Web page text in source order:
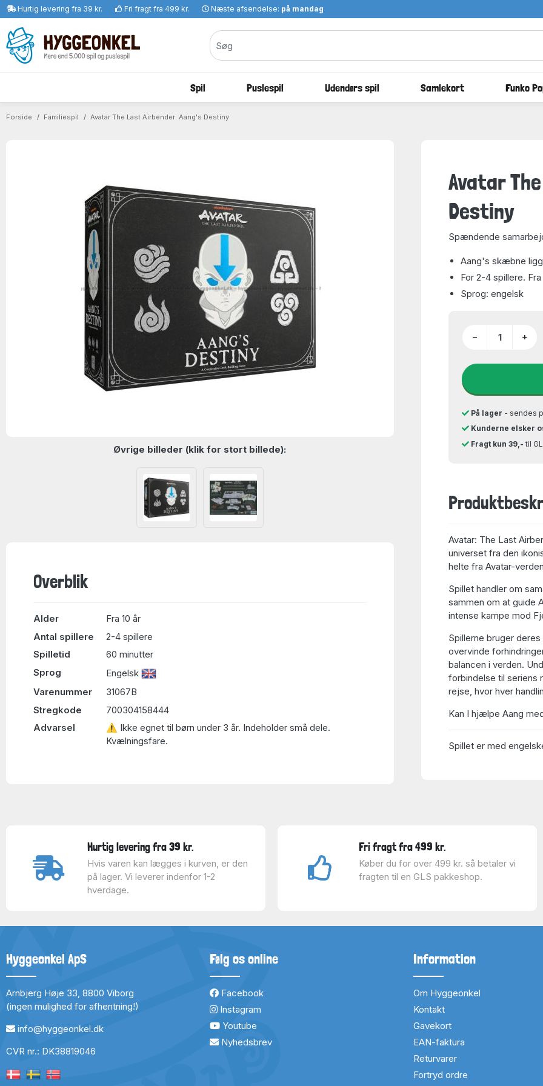
Hurtig levering fra 39 kr. Fri fragt fra 499 kr. Næste afsendelse: på mandag
Spil Puslespil Udendørs spil Samlekort Funko
Forside Familiespil Avatar The Last Airbender: Aang's Destiny
Øvrige billeder (klik for stort billede):
Overblik
Alder
Fra 10 år
Antal spillere
2-4 spillere
Spilletid
60 minutter
Sprog
Engelsk
Varenummer
31067B
Stregkode
700304158444
Advarsel
⚠ Ikke egnet til børn under 3 år. Indeholder små dele.
Kvælningsfare.
Avatar
Destiny
Spændende
Aang's skæbne
For 2-4 spillere. Fra
Sprog: engelsk
− +
På lager - sendes
Kunderne elsker
Fragt kun 39,- til
Avatar: The Last
universet fra den
helte fra Avatar-
Spillet handler om
sammen om at guide
intense kampe mod
Spillerne bruger
overvinde
balancen i verden.
forbindelse til seriens
rejse, hvor hver
Kan I hjælpe Aang
Spillet er med
Hurtig levering fra 39 kr.
Hvis varen kan lægges i kurven, er den
på lager. Vi leverer indenfor 1-2
hverdage.
Fri fragt fra 499 kr.
Køber du for over 499 kr. så betaler vi
fragten til en GLS pakkeshop.
Hyggeonkel ApS
Arnbjerg Høje 33, 8800 Viborg
(ingen mulighed for afhentning!)
info@hyggeonkel.dk
CVR nr.: DK38819046
Følg os online
Facebook
Instagram
Youtube
Nyhedsbrev
Information
Om Hyggeonkel
Kontakt
Gavekort
EAN-faktura
Returvarer
Fortryd ordre